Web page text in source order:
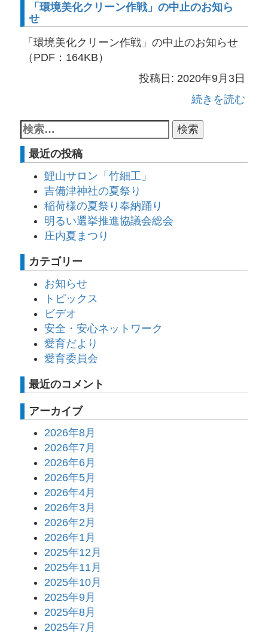
「環境美化クリーン作戦」の中止のお知ら
せ
「環境美化クリーン作戦」の中止のお知らせ
（PDF：164KB）
投稿日: 2020年9月3日
続きを読む
最近の投稿
鯉山サロン「竹細工」
吉備津神社の夏祭り
稲荷様の夏祭り奉納踊り
明るい選挙推進協議会総会
庄内夏まつり
カテゴリー
お知らせ
トピックス
ビデオ
安全・安心ネットワーク
愛育だより
愛育委員会
最近のコメント
アーカイブ
2026年8月
2026年7月
2026年6月
2026年5月
2026年4月
2026年3月
2026年2月
2026年1月
2025年12月
2025年11月
2025年10月
2025年9月
2025年8月
2025年7月